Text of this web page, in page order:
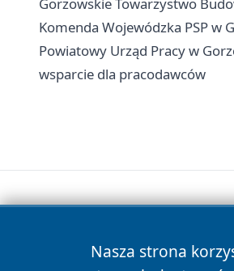
Komenda Wojewódzka PSP
Powiatowy Urząd Pracy w
wsparcie dla pracodawców
Nasza strona